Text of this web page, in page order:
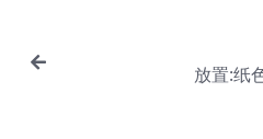
放置:纸